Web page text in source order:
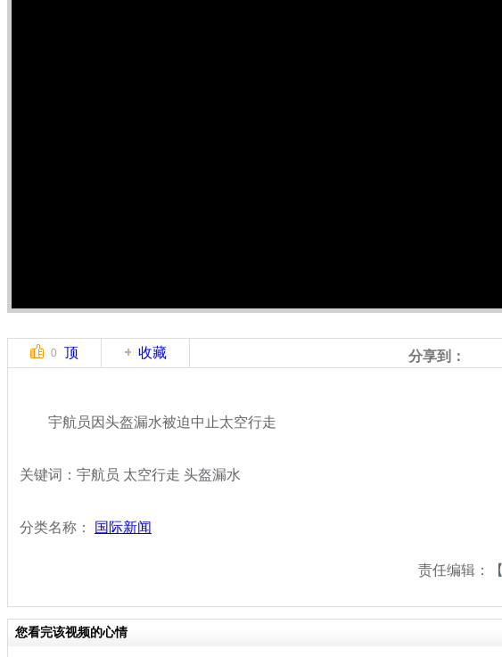
0 顶 收藏 分享到：
宇航员因头盔漏水被迫中止太空行走
关键词：宇航员 太空行走 头盔漏水
分类名称： 国际新闻
责任编辑：【
您看完该视频的心情